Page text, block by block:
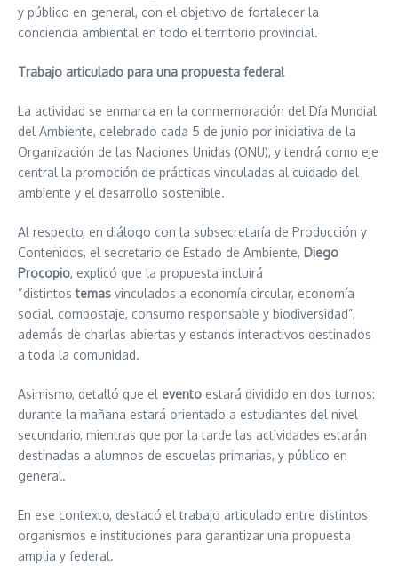
y público en general, con el objetivo de fortalecer la
conciencia ambiental en todo el territorio provincial.
Trabajo articulado para una propuesta federal
La actividad se enmarca en la conmemoración del Día Mundial
del Ambiente, celebrado cada 5 de junio por iniciativa de la
Organización de las Naciones Unidas (ONU), y tendrá como eje
central la promoción de prácticas vinculadas al cuidado del
ambiente y el desarrollo sostenible.
Al respecto, en diálogo con la subsecretaría de Producción y
Contenidos, el secretario de Estado de Ambiente, Diego
Procopio, explicó que la propuesta incluirá
“distintostemas vinculados a economía circular, economía
social, compostaje, consumo responsable y biodiversidad”,
además de charlas abiertas y estands interactivos destinados
a toda la comunidad.
Asimismo, detalló que el evento estará dividido en dos turnos:
durante la mañana estará orientado a estudiantes del nivel
secundario, mientras que por la tarde las actividades estarán
destinadas a alumnos de escuelas primarias, y público en
general.
En ese contexto, destacó el trabajo articulado entre distintos
organismos e instituciones para garantizar una propuesta
amplia y federal.